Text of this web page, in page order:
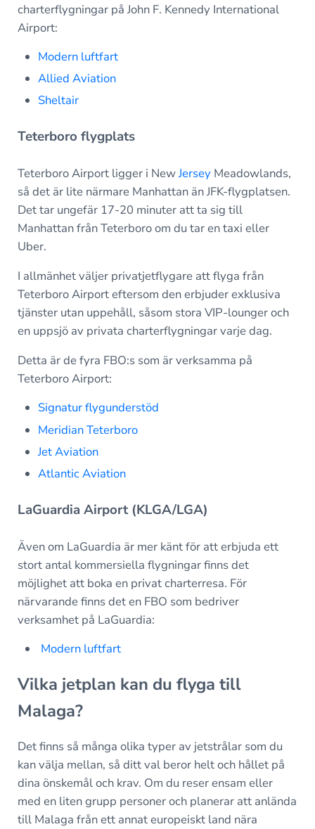
charterflygningar på John F. Kennedy International
Airport:
Modern luftfart
Allied Aviation
Sheltair
Teterboro flygplats
Teterboro Airport ligger i NewJerseyMeadowlands,
så det är lite närmare Manhattan än JFK-flygplatsen.
Det tar ungefär 17-20 minuter att ta sig till
Manhattan från Teterboro om du tar en taxi eller
Uber.
I allmänhet väljer privatjetflygare att flyga från
Teterboro Airport eftersom den erbjuder exklusiva
tjänster utan uppehåll, såsom stora VIP-lounger och
en uppsjö av privata charterflygningar varje dag.
Detta är de fyra FBO:s som är verksamma på
Teterboro Airport:
Signatur flygunderstöd
Meridian Teterboro
Jet Aviation
Atlantic Aviation
LaGuardia Airport (KLGA/LGA)
Även om LaGuardia är mer känt för att erbjuda ett
stort antal kommersiella flygningar finns det
möjlighet att boka en privat charterresa. För
närvarande finns det en FBO som bedriver
verksamhet på LaGuardia:
Modern luftfart
Vilka jetplan kan du flyga till
Malaga?
Det finns så många olika typer av jetstrålar som du
kan välja mellan, så ditt val beror helt och hållet på
dina önskemål och krav. Om du reser ensam eller
med en liten grupp personer och planerar att anlända
till Malaga från ett annat europeiskt land nära